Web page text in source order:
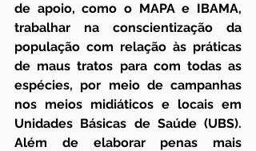
de apoio, como o MAPA e IBAMA,
trabalhar na conscientização da
população com relação às práticas
de maus tratos para com todas as
espécies, por meio de campanhas
nos meios midiáticos e locais em
Unidades Básicas de Saúde (UBS).
Além de elaborar penas mais